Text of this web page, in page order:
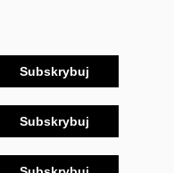
Subskrybuj
Subskrybuj